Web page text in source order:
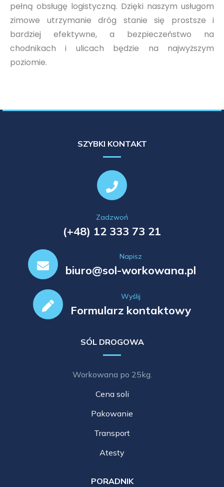
pełną obsługę logistyczną. Dzięki naszym usługom
zimowe utrzymanie dróg stanie się prostsze i
bardziej efektywne, a bezpieczeństwo na
chodnikach i ulicach będzie na najwyższym
poziomie.
SZYBKI KONTAKT
Zadzwoń
(+48) 12 333 73 21
Napisz
biuro@sol-workowana.pl
Wyślij
Formularz kontaktowy
SÓL DROGOWA
Workowana po 25kg.
Cena soli
Pakowanie
Transport
Atesty
PORADNIK